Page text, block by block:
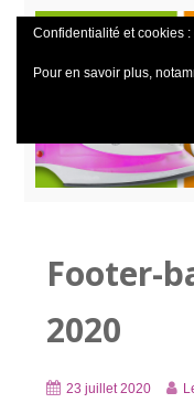
Footer-
2020
23 juillet 2020
Confidentialité et cookies
Pour en savoir plus,